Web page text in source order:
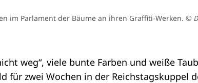
im Parlament der Bäume an ihren Graffiti-Werken. ©
weg“, viele bunte Farben und weiße
für zwei Wochen in der Reichstagskuppel